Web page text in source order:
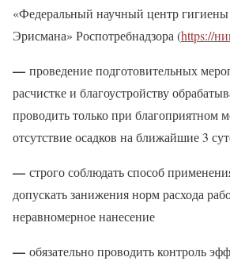
«Федеральный научный центр
Эрисмана» Роспотребнадзора (https://
— проведение подготовительных
расчистке и благоустройству
проводить только при благоприятном
отсутствие осадков на ближайшие 3
— строго соблюдать способ
допускать занижения норм расхода
неравномерное нанесение
— обязательно проводить контроль